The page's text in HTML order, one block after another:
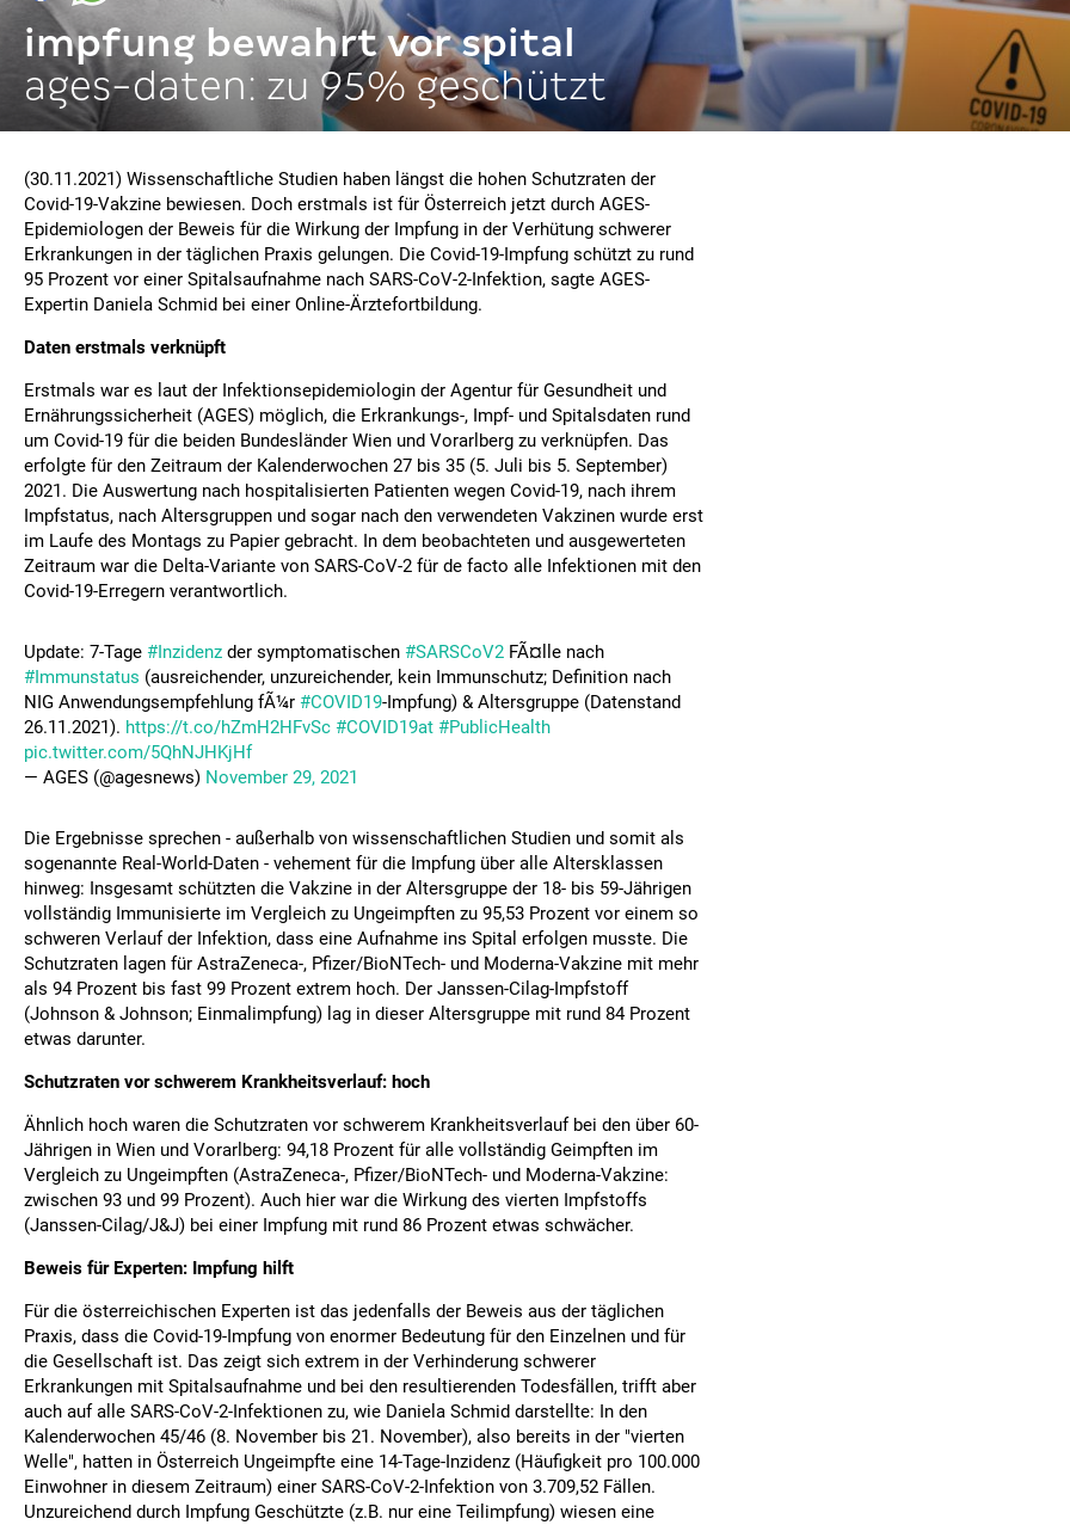
impfung bewahrt vor spital
ages-daten: zu 95% geschützt
(30.11.2021) Wissenschaftliche Studien haben längst die hohen Schutzraten der
Covid-19-Vakzine bewiesen. Doch erstmals ist für Österreich jetzt durch AGES-
Epidemiologen der Beweis für die Wirkung der Impfung in der Verhütung schwerer
Erkrankungen in der täglichen Praxis gelungen. Die Covid-19-Impfung schützt zu rund
95 Prozent vor einer Spitalsaufnahme nach SARS-CoV-2-Infektion, sagte AGES-
Expertin Daniela Schmid bei einer Online-Ärztefortbildung.
Daten erstmals verknüpft
Erstmals war es laut der Infektionsepidemiologin der Agentur für Gesundheit und
Ernährungssicherheit (AGES) möglich, die Erkrankungs-, Impf- und Spitalsdaten rund
um Covid-19 für die beiden Bundesländer Wien und Vorarlberg zu verknüpfen. Das
erfolgte für den Zeitraum der Kalenderwochen 27 bis 35 (5. Juli bis 5. September)
2021. Die Auswertung nach hospitalisierten Patienten wegen Covid-19, nach ihrem
Impfstatus, nach Altersgruppen und sogar nach den verwendeten Vakzinen wurde erst
im Laufe des Montags zu Papier gebracht. In dem beobachteten und ausgewerteten
Zeitraum war die Delta-Variante von SARS-CoV-2 für de facto alle Infektionen mit den
Covid-19-Erregern verantwortlich.
Update: 7-Tage #Inzidenz der symptomatischen #SARSCoV2 FÃ¤lle nach
#Immunstatus (ausreichender, unzureichender, kein Immunschutz; Definition nach
NIG Anwendungsempfehlung fÃ¼r #COVID19-Impfung) & Altersgruppe (Datenstand
26.11.2021). https://t.co/hZmH2HFvSc #COVID19at #PublicHealth
pic.twitter.com/5QhNJHKjHf
— AGES (@agesnews) November 29, 2021
Die Ergebnisse sprechen - außerhalb von wissenschaftlichen Studien und somit als
sogenannte Real-World-Daten - vehement für die Impfung über alle Altersklassen
hinweg: Insgesamt schützten die Vakzine in der Altersgruppe der 18- bis 59-Jährigen
vollständig Immunisierte im Vergleich zu Ungeimpften zu 95,53 Prozent vor einem so
schweren Verlauf der Infektion, dass eine Aufnahme ins Spital erfolgen musste. Die
Schutzraten lagen für AstraZeneca-, Pfizer/BioNTech- und Moderna-Vakzine mit mehr
als 94 Prozent bis fast 99 Prozent extrem hoch. Der Janssen-Cilag-Impfstoff
(Johnson & Johnson; Einmalimpfung) lag in dieser Altersgruppe mit rund 84 Prozent
etwas darunter.
Schutzraten vor schwerem Krankheitsverlauf: hoch
Ähnlich hoch waren die Schutzraten vor schwerem Krankheitsverlauf bei den über 60-
Jährigen in Wien und Vorarlberg: 94,18 Prozent für alle vollständig Geimpften im
Vergleich zu Ungeimpften (AstraZeneca-, Pfizer/BioNTech- und Moderna-Vakzine:
zwischen 93 und 99 Prozent). Auch hier war die Wirkung des vierten Impfstoffs
(Janssen-Cilag/J&J) bei einer Impfung mit rund 86 Prozent etwas schwächer.
Beweis für Experten: Impfung hilft
Für die österreichischen Experten ist das jedenfalls der Beweis aus der täglichen
Praxis, dass die Covid-19-Impfung von enormer Bedeutung für den Einzelnen und für
die Gesellschaft ist. Das zeigt sich extrem in der Verhinderung schwerer
Erkrankungen mit Spitalsaufnahme und bei den resultierenden Todesfällen, trifft aber
auch auf alle SARS-CoV-2-Infektionen zu, wie Daniela Schmid darstellte: In den
Kalenderwochen 45/46 (8. November bis 21. November), also bereits in der "vierten
Welle", hatten in Österreich Ungeimpfte eine 14-Tage-Inzidenz (Häufigkeit pro 100.000
Einwohner in diesem Zeitraum) einer SARS-CoV-2-Infektion von 3.709,52 Fällen.
Unzureichend durch Impfung Geschützte (z.B. nur eine Teilimpfung) wiesen eine